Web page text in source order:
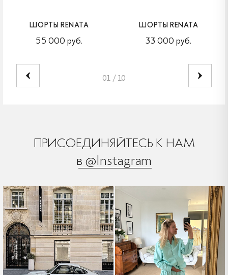
ШОРТЫ RENATA
55 000 руб.
ШОРТЫ RENATA
33 000 руб.
01 / 10
ПРИСОЕДИНЯЙТЕСЬ К НАМ
в @Instagram